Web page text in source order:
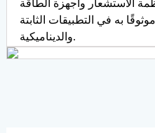
الاستشعار وأجهزة الطاقة
به في التطبيقات الثابتة
والديناميكية.